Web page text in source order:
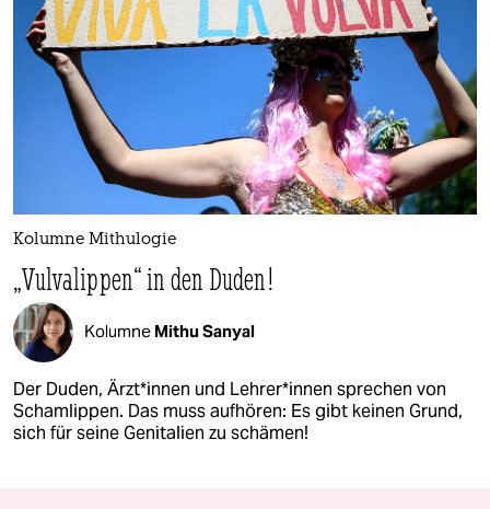
Kolumne Mithulogie
„Vulvalippen“ in den Duden!
Kolumne Mithu Sanyal
Der Duden, Ärzt*innen und Lehrer*innen sprechen von
Schamlippen. Das muss aufhören: Es gibt keinen Grund,
sich für seine Genitalien zu schämen!